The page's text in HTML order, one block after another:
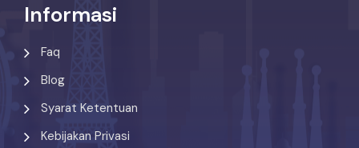
Informasi
Faq
Blog
Syarat Ketentuan
Kebijakan Privasi